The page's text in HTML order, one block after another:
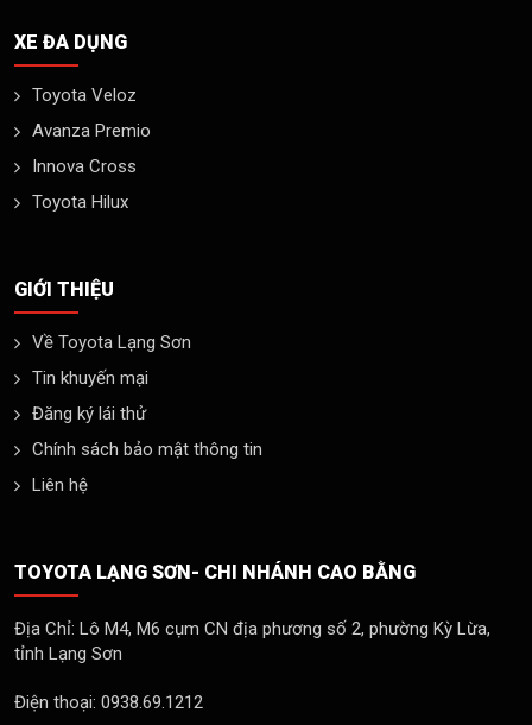
XE ĐA DỤNG
Toyota Veloz
Avanza Premio
Innova Cross
Toyota Hilux
GIỚI THIỆU
Về Toyota Lạng Sơn
Tin khuyến mại
Đăng ký lái thử
Chính sách bảo mật thông tin
Liên hệ
TOYOTA LẠNG SƠN- CHI NHÁNH CAO BẰNG
Địa Chỉ: Lô M4, M6 cụm CN địa phương số 2, phường Kỳ Lừa,
tỉnh Lạng Sơn
Điện thoại: 0938.69.1212